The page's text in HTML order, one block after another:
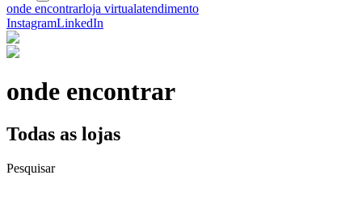
onde encontrarloja virtualatendimento
InstagramLinkedIn
onde encontrar
Todas as lojas
Pesquisar